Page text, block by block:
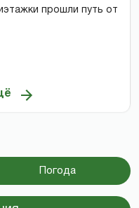
прошли путь от
Погода